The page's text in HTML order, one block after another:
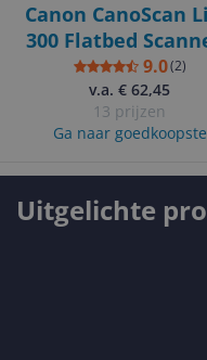
Canon CanoScan
300 Flatbed
2400 x 2400 DPI -
Black
9.0(2)
v.a. € 62,45
13 prijzen
Ga naar goedkoopste
Uitgelichte